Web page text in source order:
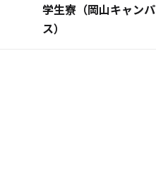
学生寮（岡山キャンパ
ス）